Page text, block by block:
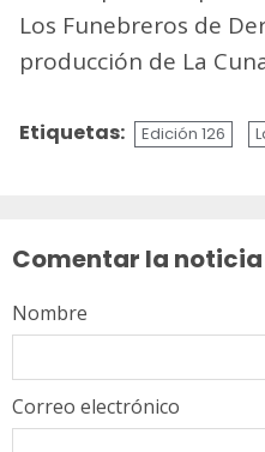
Los Funebreros de
producción de La
Etiquetas: Edición 126
Comentar la noticia
Nombre
Correo electrónico